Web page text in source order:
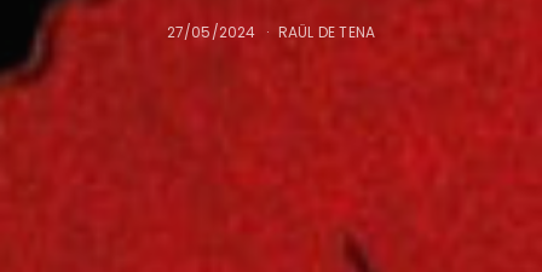
27/05/2024 RAÜL DE TENA